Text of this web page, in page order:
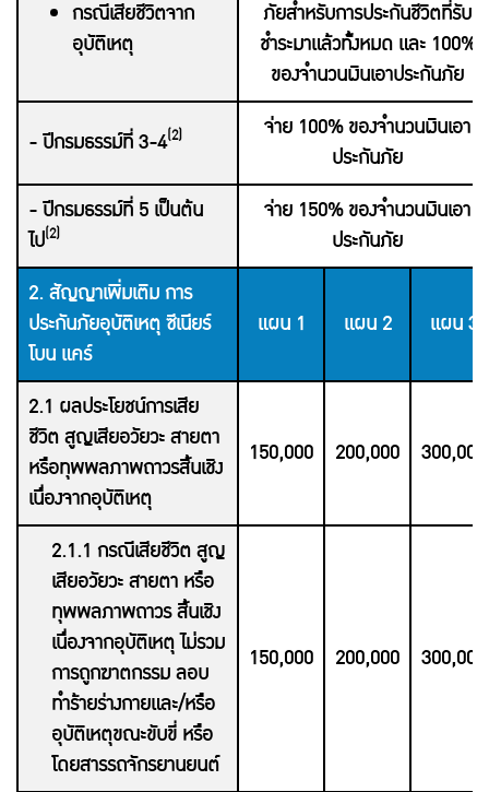
กรณีเสียชีวิตจาก
อุบัติเหตุ
ภัยสำหรับการประกันชีวิตที่รับ
ชำระมาแล้วทั้งหมด และ 100%
ของจำนวนเงินเอาประกันภัย
- ปีกรมธรรม์ที่ 3-4(2)
จ่าย 100% ของจำนวนเงินเอา
ประกันภัย
- ปีกรมธรรม์ที่ 5 เป็นต้น
ไป(2)
จ่าย 150% ของจำนวนเงินเอา
ประกันภัย
2. สัญญาเพิ่มเติม การ
ประกันภัยอุบัติเหตุ ซีเนียร์
โบน แคร์
แผน 1 แผน 2 แผน 3
2.1 ผลประโยชน์การเสีย
ชีวิต สูญเสียอวัยวะ สายตา
หรือทุพพลภาพถาวรสิ้นเชิง
เนื่องจากอุบัติเหตุ
150,000 200,000 300,000
2.1.1 กรณีเสียชีวิต สูญ
เสียอวัยวะ สายตา หรือ
ทุพพลภาพถาวร สิ้นเชิง
เนื่องจากอุบัติเหตุ ไม่รวม
การถูกฆาตกรรม ลอบ
ทำร้ายร่างกายและ/หรือ
อุบัติเหตุขณะขับขี่ หรือ
โดยสารรถจักรยานยนต์
150,000 200,000 300,000